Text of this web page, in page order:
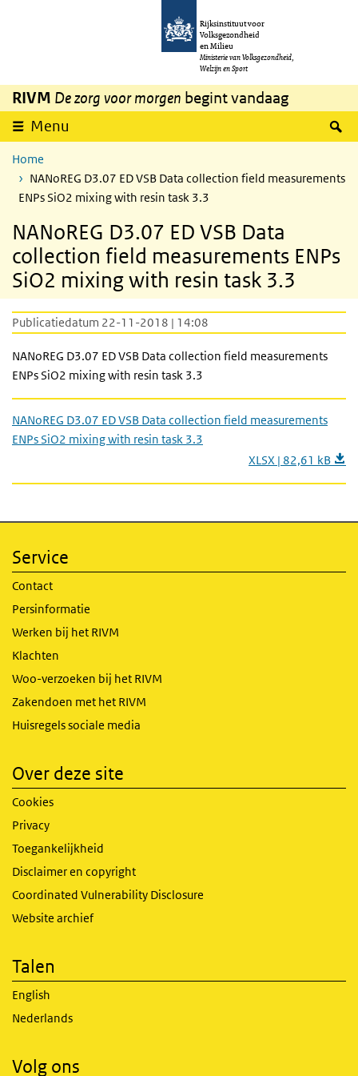
Overslaan en naar de inhoud gaan
Rijksinstituut voor
Volksgezondheid
en Milieu
Ministerie van Volksgezondheid,
Welzijn en Sport
RIVM De zorg voor morgen begint vandaag
Menu
Home
NANoREG D3.07 ED VSB Data collection field measurements
ENPs SiO2 mixing with resin task 3.3
NANoREG D3.07 ED VSB Data
collection field measurements ENPs
SiO2 mixing with resin task 3.3
Publicatiedatum 22-11-2018 | 14:08
NANoREG D3.07 ED VSB Data collection field measurements
ENPs SiO2 mixing with resin task 3.3
NANoREG D3.07 ED VSB Data collection field measurements
ENPs SiO2 mixing with resin task 3.3
XLSX | 82,61 kB
Service
Contact
Persinformatie
Werken bij het RIVM
Klachten
Woo-verzoeken bij het RIVM
Zakendoen met het RIVM
Huisregels sociale media
Over deze site
Cookies
Privacy
Toegankelijkheid
Disclaimer en copyright
Coordinated Vulnerability Disclosure
Website archief
Talen
English
Nederlands
Volg ons